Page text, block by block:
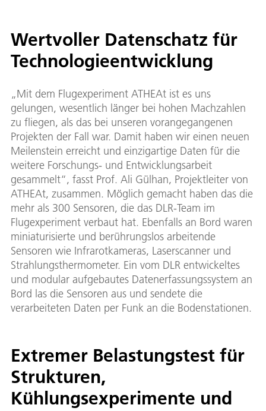
Wertvoller Datenschatz für
Technologieentwicklung
„Mit dem Flugexperiment ATHEAt ist es uns
gelungen, wesentlich länger bei hohen Machzahlen
zu fliegen, als das bei unseren vorangegangenen
Projekten der Fall war. Damit haben wir einen neuen
Meilenstein erreicht und einzigartige Daten für die
weitere Forschungs- und Entwicklungsarbeit
gesammelt“, fasst Prof. Ali Gülhan, Projektleiter von
ATHEAt, zusammen. Möglich gemacht haben das die
mehr als 300 Sensoren, die das DLR-Team im
Flugexperiment verbaut hat. Ebenfalls an Bord waren
miniaturisierte und berührungslos arbeitende
Sensoren wie Infrarotkameras, Laserscanner und
Strahlungsthermometer. Ein vom DLR entwickeltes
und modular aufgebautes Datenerfassungssystem an
Bord las die Sensoren aus und sendete die
verarbeiteten Daten per Funk an die Bodenstationen.
Extremer Belastungstest für
Strukturen,
Kühlungsexperimente und